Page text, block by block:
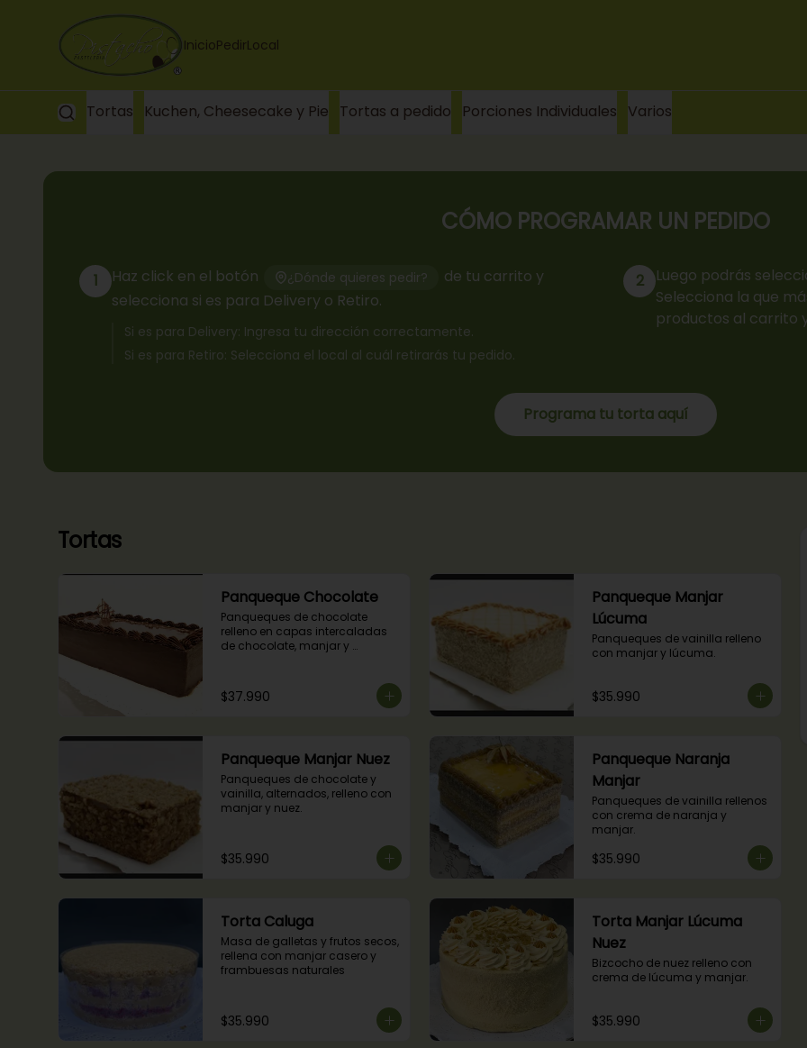
InicioPedirLocal
Tortas Kuchen, Cheesecake y Pie Tortas a pedido Porciones Individuales Varios
CÓMO PROGRAMAR UN PEDIDO
1 Haz click en el botón ¿Dónde quieres pedir?
de tu carrito y
selecciona si es para Delivery o Retiro.
Si es para Delivery: Ingresa tu dirección correctamente.
Si es para Retiro: Selecciona el local al cuál retirarás tu pedido.
2
Luego podrás
Selecciona la que
productos al carrito
Programa tu torta aquí
Tortas
Panqueque Chocolate
Panqueques de chocolate
relleno en capas intercaladas
de chocolate, manjar y
$37.990
Panqueque Manjar
Lúcuma
Panqueques de vainilla relleno
con manjar y lúcuma.
$35.990
Panqueque Manjar Nuez
Panqueques de chocolate y
vainilla, alternados, relleno con
manjar y nuez.
$35.990
Panqueque Naranja
Manjar
Panqueques de vainilla rellenos
con crema de naranja y
manjar.
$35.990
Torta Caluga
Masa de galletas y frutos secos,
rellena con manjar casero y
frambuesas naturales
$35.990
Torta Manjar Lúcuma
Nuez
Bizcocho de nuez relleno con
crema de lúcuma y manjar.
$35.990